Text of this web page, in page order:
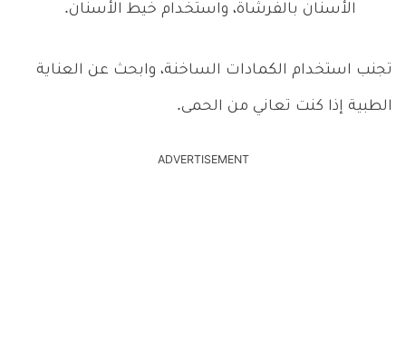
الأسنان بالفرشاة، واستخدام خيط الأسنان.
تجنب استخدام الكمادات الساخنة، وابحث عن العناية
الطبية إذا كنت تعاني من الحمى.
ADVERTISEMENT